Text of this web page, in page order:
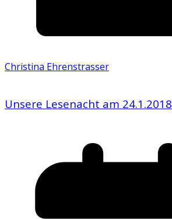
Christina Ehrenstrasser
Unsere Lesenacht am 24.1.2018